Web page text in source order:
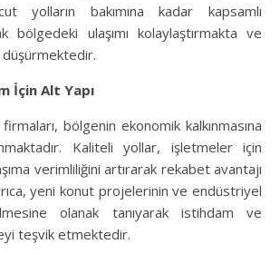
yolların bakımına kadar kapsamlı
bölgedeki ulaşımı kolaylaştırmakta ve
İçin Alt Yapı
firmaları, bölgenin ekonomik kalkınmasına
Kaliteli yollar, işletmeler için
verimliliğini artırarak rekabet avantajı
yeni konut projelerinin ve endüstriyel
olanak tanıyarak istihdam ve
teşvik etmektedir.